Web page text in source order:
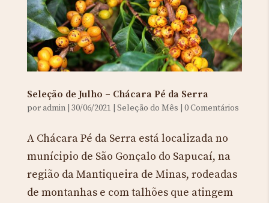
Seleção de Julho – Chácara Pé da Serra
poradmin| 30/06/2021 Seleção do Mês 0 Comentários
A Chácara Pé da Serra está localizada no
munícipio de São Gonçalo do Sapucaí, na
região da Mantiqueira de Minas, rodeadas
de montanhas e com talhões que atingem